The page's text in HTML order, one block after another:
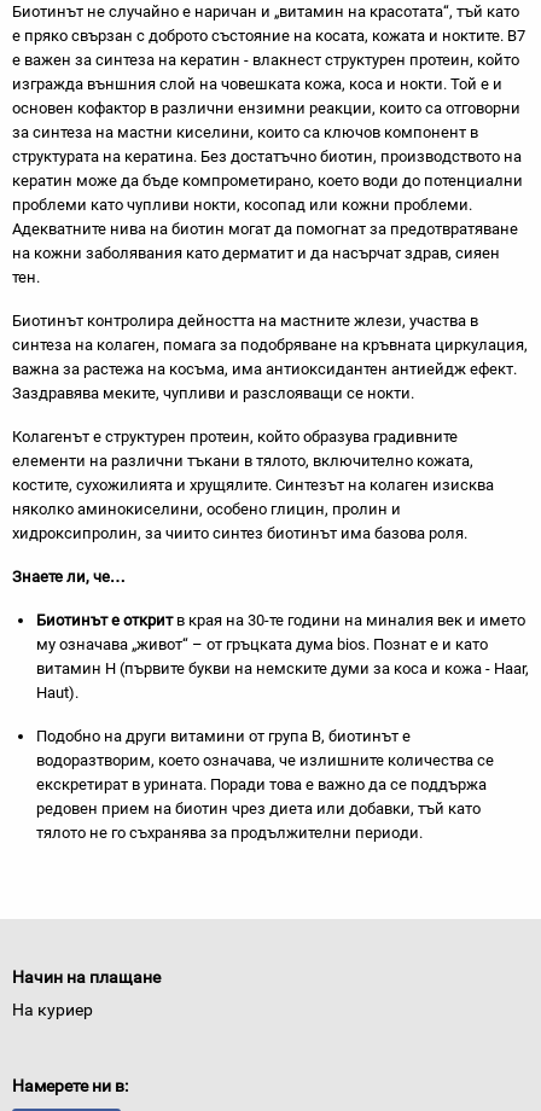
Биотинът не случайно е наричан и „витамин на красотата“, тъй като
е пряко свързан с доброто състояние на косата, кожата и ноктите. В7
е важен за синтеза на кератин - влакнест структурен протеин, който
изгражда външния слой на човешката кожа, коса и нокти. Той е и
основен кофактор в различни ензимни реакции, които са отговорни
за синтеза на мастни киселини, които са ключов компонент в
структурата на кератина. Без достатъчно биотин, производството на
кератин може да бъде компрометирано, което води до потенциални
проблеми като чупливи нокти, косопад или кожни проблеми.
Адекватните нива на биотин могат да помогнат за предотвратяване
на кожни заболявания като дерматит и да насърчат здрав, сияен
тен.
Биотинът контролира дейността на мастните жлези, участва в
синтеза на колаген, помага за подобряване на кръвната циркулация,
важна за растежа на косъма, има антиоксидантен антиейдж ефект.
Заздравява меките, чупливи и разслояващи се нокти.
Колагенът е структурен протеин, който образува градивните
елементи на различни тъкани в тялото, включително кожата,
костите, сухожилията и хрущялите. Синтезът на колаген изисква
няколко аминокиселини, особено глицин, пролин и
хидроксипролин, за чиито синтез биотинът има базова роля.
Знаете ли, че…
Биотинът е откритв края на 30-те години на миналия век и името
му означава „живот“ – от гръцката дума bios. Познат е и като
витамин H (първите букви на немските думи за коса и кожа - Haar,
Haut).
Подобно на други витамини от група В, биотинът е
водоразтворим, което означава, че излишните количества се
екскретират в урината. Поради това е важно да се поддържа
редовен прием на биотин чрез диета или добавки, тъй като
тялото не го съхранява за продължителни периоди.
Начин на плащане
На куриер
Намерете ни в: